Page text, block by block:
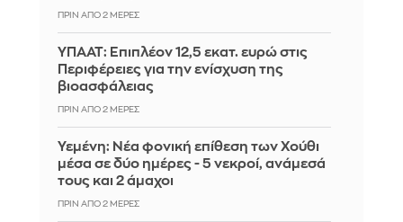
ΠΡΙΝ ΑΠΌ 2 ΜΈΡΕΣ
ΥΠΑΑΤ: Επιπλέον 12,5 εκατ. ευρώ στις
Περιφέρειες για την ενίσχυση της
βιοασφάλειας
ΠΡΙΝ ΑΠΌ 2 ΜΈΡΕΣ
Υεμένη: Νέα φονική επίθεση των Χούθι
μέσα σε δύο ημέρες - 5 νεκροί, ανάμεσά
τους και 2 άμαχοι
ΠΡΙΝ ΑΠΌ 2 ΜΈΡΕΣ